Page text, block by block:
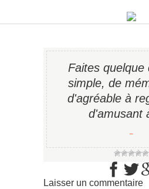
Faites quelque
simple, de
d'agréable à
d'amusant
−
Laisser un commentaire